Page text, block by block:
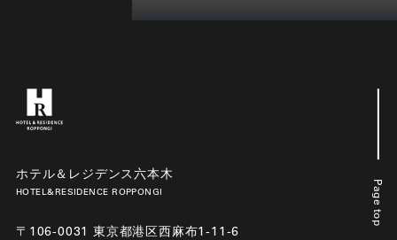
Page top
ホテル＆レジデンス六本木
HOTEL&RESIDENCE ROPPONGI
〒106-0031 東京都港区西麻布1-11-6